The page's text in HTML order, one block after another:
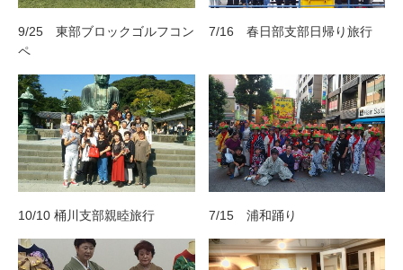
9/25 東部ブロックゴルフコン
ペ
7/16 春日部支部日帰り旅行
10/10 桶川支部親睦旅行 7/15 浦和踊り